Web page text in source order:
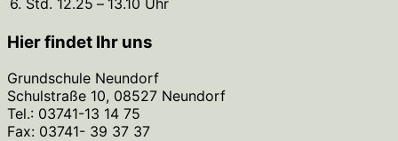
6. Std. 12.25 – 13.10 Uhr
Hier findet Ihr uns
Grundschule Neundorf
Schulstraße 10, 08527 Neundorf
Tel.: 03741-13 14 75
Fax: 03741- 39 37 37